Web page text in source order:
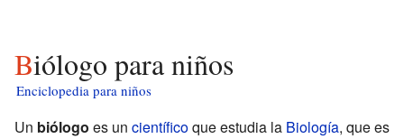
Biólogo para niños
Enciclopedia para niños
Un biólogo es un científicoque estudia la Biología, que es